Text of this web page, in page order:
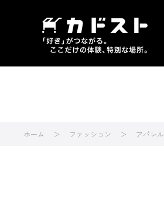
ホーム ファッション アパレル